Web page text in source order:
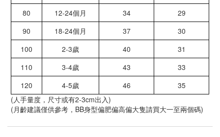
80
12-24個月 34
29
90
18-24個月 37
30
100
2-3歲 40
31
110
3-4歲 43
33
120
4-5歲 46
35
(人手量度，尺寸或有2-3cm出入)
(月齡建議僅供參考，BB身型偏肥偏高偏大隻請買大一至兩個碼)